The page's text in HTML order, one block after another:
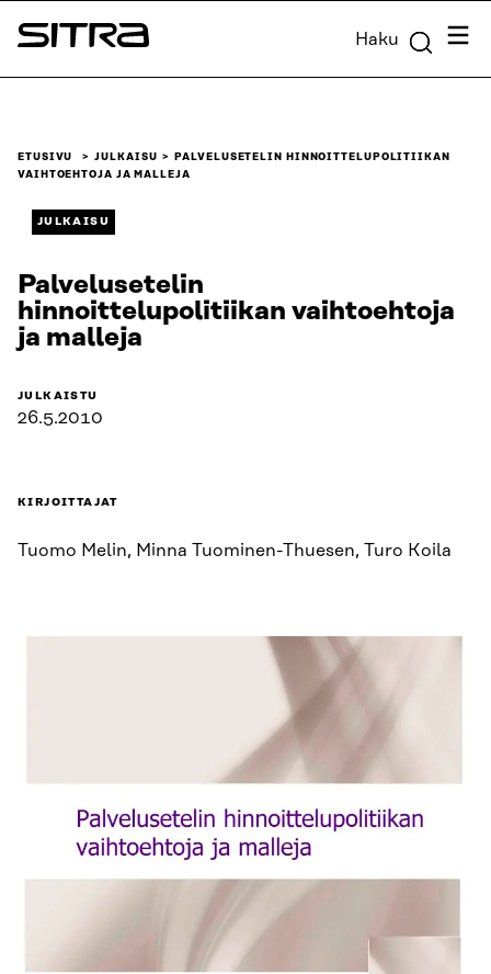
Siirry
suoraan
Sitra Haku
ETUSIVU JULKAISU
PALVELUSETELIN HINNOITTELUPOLITIIKAN
VAIHTOEHTOJA JA MALLEJA
JULKAISU
Palvelusetelin
hinnoittelupolitiikan vaihtoehtoja
ja malleja
JULKAISTU
26.5.2010
KIRJOITTAJAT
Tuomo Melin, Minna Tuominen-Thuesen, Turo Koila